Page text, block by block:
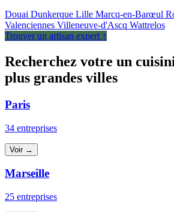
Douai Dunkerque Lille Marcq-en-Barœul
Valenciennes Villeneuve-d'Ascq Wattrelos
Trouver un artisan expert ↑
Recherchez votre un
plus grandes villes
Paris
34 entreprises
Voir →
Marseille
25 entreprises